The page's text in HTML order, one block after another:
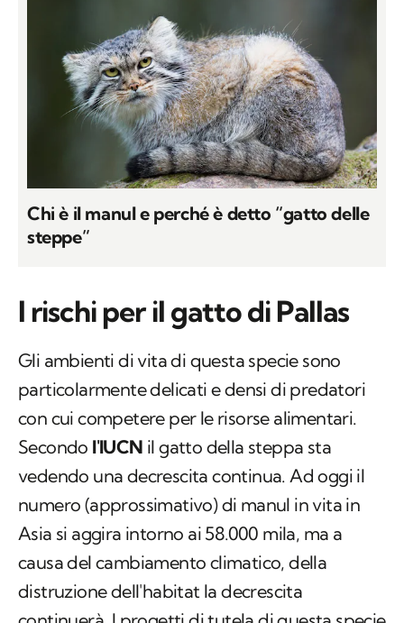
Chi è il manul e perché è detto “gatto delle
steppe”
I rischi per il gatto di Pallas
Gli ambienti di vita di questa specie sono
particolarmente delicati e densi di predatori
con cui competere per le risorse alimentari.
Secondo l'IUCN il gatto della steppa sta
vedendo una decrescita continua. Ad oggi il
numero (approssimativo) di manul in vita in
Asia si aggira intorno ai 58.000 mila, ma a
causa del cambiamento climatico, della
distruzione dell'habitat la decrescita